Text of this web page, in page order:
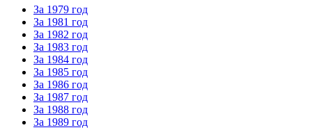
За 1979 год
За 1981 год
За 1982 год
За 1983 год
За 1984 год
За 1985 год
За 1986 год
За 1987 год
За 1988 год
За 1989 год